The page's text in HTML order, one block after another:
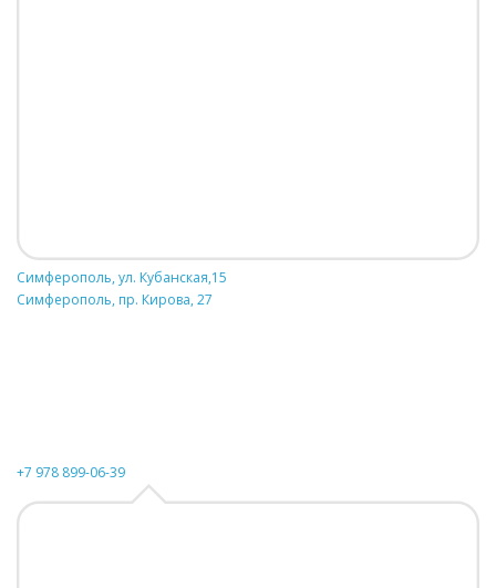
Симферополь, ул. Кубанская,15
Симферополь, пр. Кирова, 27
+7 978 899-06-39